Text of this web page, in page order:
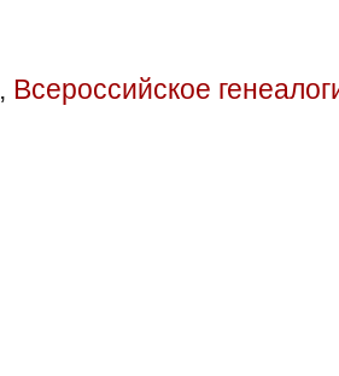
Всероссийское